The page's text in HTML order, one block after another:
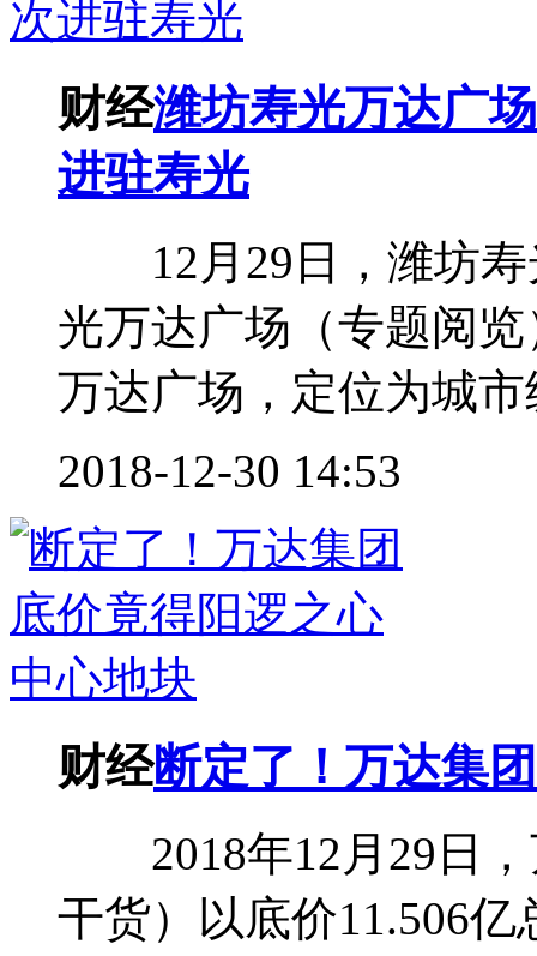
财经潍坊寿光万达广
进驻寿光
12月29日，潍坊寿
光万达广场（专题阅
万达广场，定位为城市
2018-12-30 14:53
财经断定了！万达集
2018年12月29日，
干货）以底价11.506